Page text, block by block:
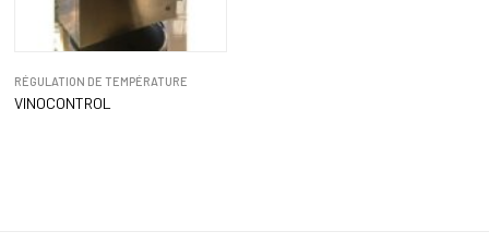
RÉGULATION DE TEMPÉRATURE
VINOCONTROL